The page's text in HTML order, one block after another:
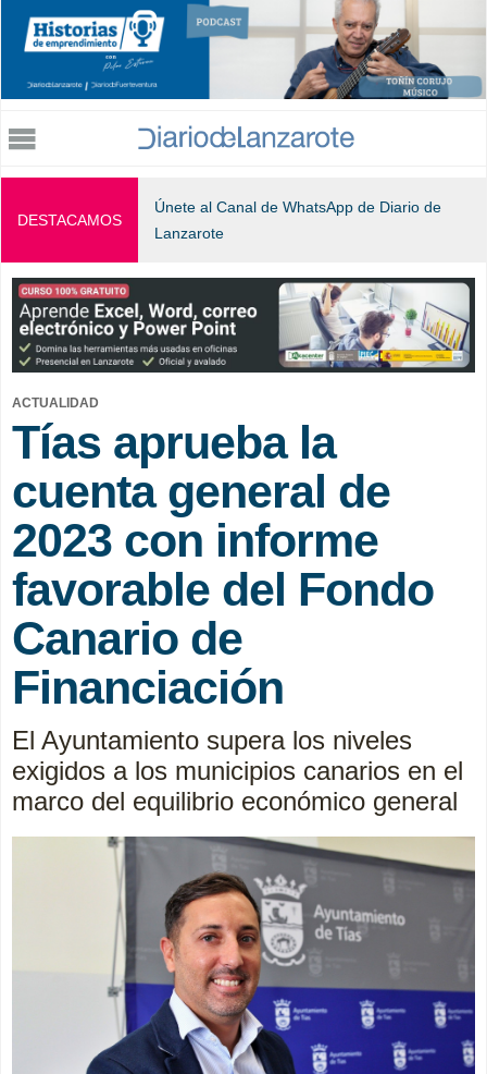
Jump to navigation
DESTACAMOS
Únete al Canal de WhatsApp de Diario de
Lanzarote
ACTUALIDAD
Tías aprueba la
cuenta general de
2023 con informe
favorable del Fondo
Canario de
Financiación
El Ayuntamiento supera los niveles
exigidos a los municipios canarios en el
marco del equilibrio económico general